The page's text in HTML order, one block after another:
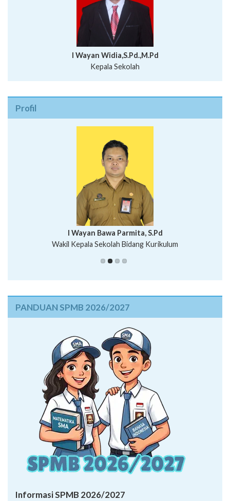
I Wayan Widia,S.Pd.,M.Pd
Kepala Sekolah
Profil
Putu Suhartana, S.Pd.
I Wayan Bawa Parmita, S.Pd
Wakil Kepala Sekolah Bidang Kurikulum
I Wayan Gede Aditya Pratita, S.Pd., M.Sn
Ni Wayan Nopi Sutantri, S.Pd.
PANDUAN SPMB 2026/2027
Informasi SPMB 2026/2027